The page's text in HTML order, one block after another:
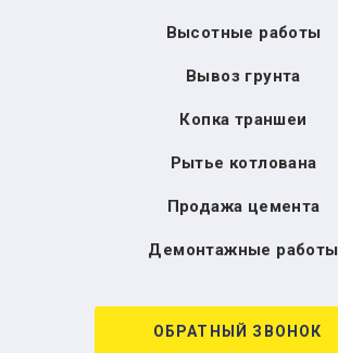
Высотные работы
Вывоз грунта
Копка траншеи
Рытье котлована
Продажа цемента
Демонтажные работы
ОБРАТНЫЙ ЗВОНОК